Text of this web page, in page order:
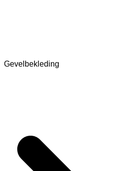
Gevelbekleding